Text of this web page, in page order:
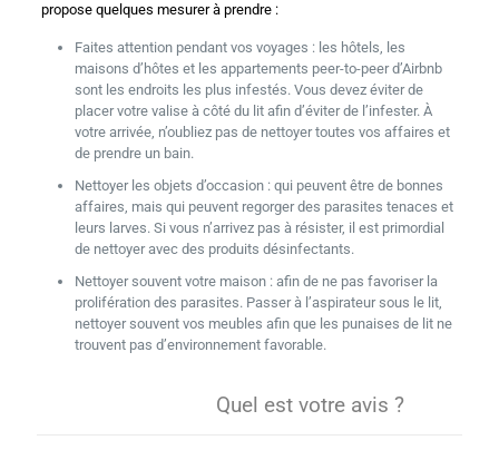
propose quelques mesurer à prendre :
Faites attention pendant vos voyages : les hôtels, les
maisons d’hôtes et les appartements peer-to-peer d’Airbnb
sont les endroits les plus infestés. Vous devez éviter de
placer votre valise à côté du lit afin d’éviter de l’infester. À
votre arrivée, n’oubliez pas de nettoyer toutes vos affaires et
de prendre un bain.
Nettoyer les objets d’occasion : qui peuvent être de bonnes
affaires, mais qui peuvent regorger des parasites tenaces et
leurs larves. Si vous n’arrivez pas à résister, il est primordial
de nettoyer avec des produits désinfectants.
Nettoyer souvent votre maison : afin de ne pas favoriser la
prolifération des parasites. Passer à l’aspirateur sous le lit,
nettoyer souvent vos meubles afin que les punaises de lit ne
trouvent pas d’environnement favorable.
Quel est votre avis ?